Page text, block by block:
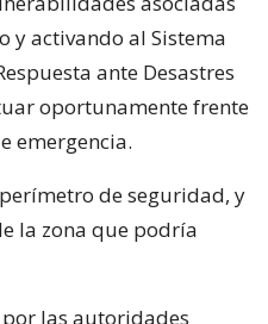
y activando al Sistema
ante Desastres
oportunamente frente
emergencia.
de seguridad, y
la zona que podría
las autoridades